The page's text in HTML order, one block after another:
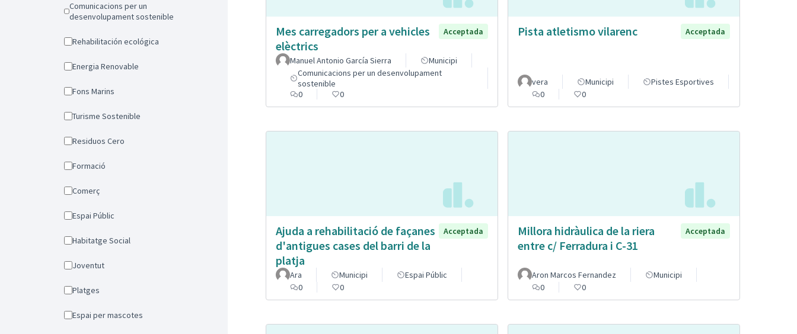
Comunicacions per un
desenvolupament sostenible
Rehabilitación ecológica
Energia Renovable
Fons Marins
Turisme Sostenible
Residuos Cero
Formació
Comerç
Espai Públic
Habitatge Social
Joventut
Platges
Espai per mascotes
Mes carregadors per a vehicles
elèctrics
Acceptada
Manuel Antonio García Sierra
Municipi
Comunicacions per un desenvolupament
sostenible
0
0
Pista atletismo vilarenc Acceptada
vera Municipi
Pistes Esportives
0
0
Ajuda a rehabilitació de façanes
d'antigues cases del barri de la
platja
Acceptada
Ara Municipi
Espai Públic
0
0
Millora hidràulica de la riera
entre c/ Ferradura i C-31
Acceptada
Aron Marcos Fernandez
Municipi
0
0